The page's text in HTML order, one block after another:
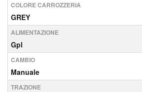
COLORE CARROZZERIA
GREY
ALIMENTAZIONE
Gpl
CAMBIO
Manuale
TRAZIONE